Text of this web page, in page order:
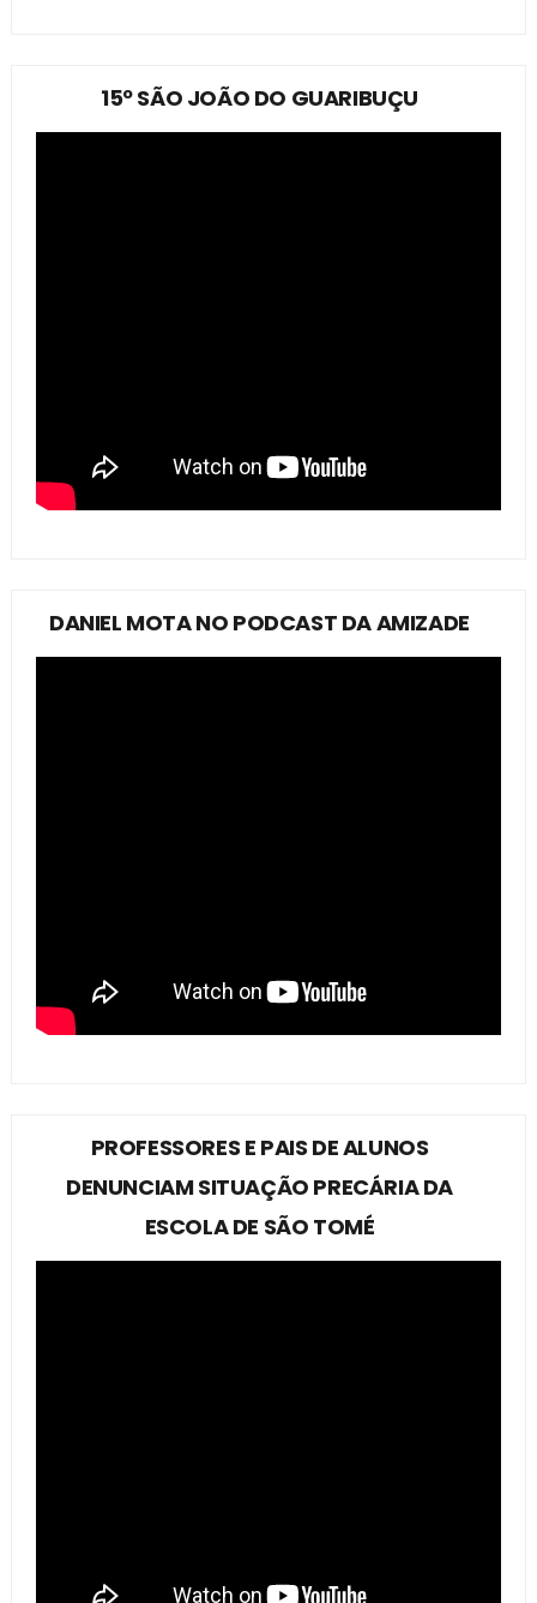
15º SÃO JOÃO DO GUARIBUÇU
DANIEL MOTA NO PODCAST DA AMIZADE
PROFESSORES E PAIS DE ALUNOS
DENUNCIAM SITUAÇÃO PRECÁRIA DA
ESCOLA DE SÃO TOMÉ